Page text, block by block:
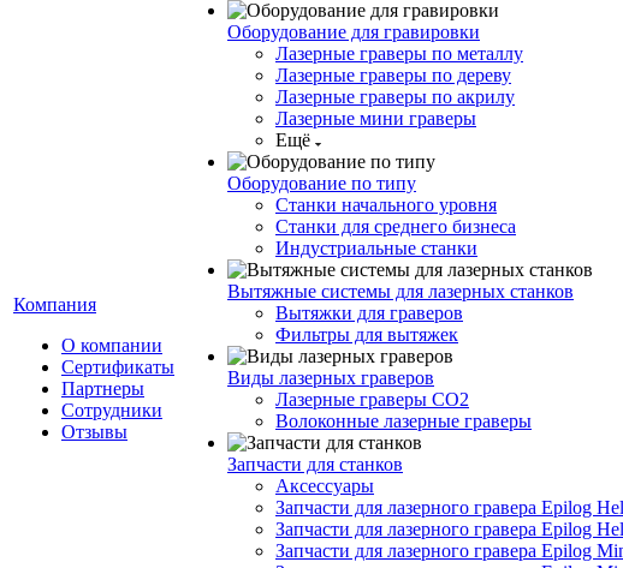
Компания
О компании
Сертификаты
Партнеры
Сотрудники
Отзывы
Оборудование для гравировки
Лазерные граверы по металлу
Лазерные граверы по дереву
Лазерные граверы по акрилу
Лазерные мини граверы
Ещё
Оборудование по типу
Cтанки начального уровня
Станки для среднего бизнеса
Индустриальные станки
Вытяжные системы для лазерных станков
Вытяжки для граверов
Фильтры для вытяжек
Виды лазерных граверов
Лазерные граверы СО2
Волоконные лазерные граверы
Запчасти для станков
Аксессуары
Запчасти для лазерного гравера Epilog
Запчасти для лазерного гравера Epilog
Запчасти для лазерного гравера Epilog